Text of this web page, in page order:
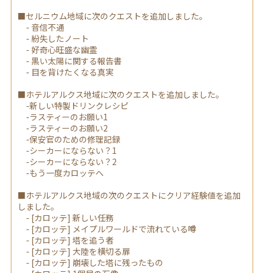
■セルニウム地域に次のクエストを追加しました。
- 音信不通
- 紛失したノート
- 好奇心旺盛な幽霊
- 黒い太陽に関する報告書
- 目を背けたくなる真実
■ホテルアルクス地域に次のクエストを追加しました。
-新しい特製ドリンクレシピ
-ラスティーのお願い1
-ラスティーのお願い2
-保安官のための修理記録
-シーカーにならない？1
-シーカーにならない？2
-もう一度カロッテへ
■ホテルアルクス地域の次のクエストにクリア経験値を追加
しました。
- [カロッテ] 新しい任務
- [カロッテ] メイプルワールドで流れている噂
- [カロッテ] 塔を追う者
- [カロッテ] 大陸を横切る扉
- [カロッテ] 崩壊した塔に残ったもの